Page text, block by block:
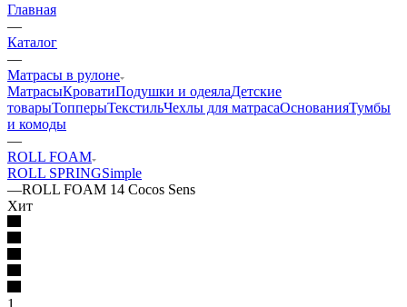
Главная
—
Каталог
—
Матрасы в рулоне
МатрасыКроватиПодушки и одеялаДетские
товарыТопперыТекстильЧехлы для матрасаОснованияТумбы
и комоды
—
ROLL FOAM
ROLL SPRINGSimple
—ROLL FOAM 14 Cocos Sens
Хит
1